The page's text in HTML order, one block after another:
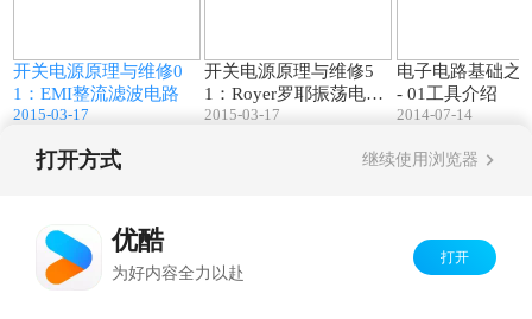
开关电源原理与维修0
1：EMI整流滤波电路
2015-03-17
开关电源原理与维修5
1：Royer罗耶振荡电路
_液晶显示器高压板电
2015-03-17
电子电路基础之
- 01工具介绍
2014-07-14
打开方式 继续使用浏览器
优酷
为好内容全力以赴
打开